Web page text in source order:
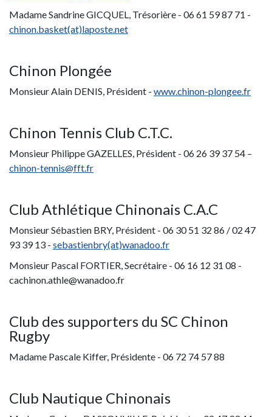
Madame Sandrine GICQUEL, Trésorière - 06 61 59 87 71 -
chinon.basket(at)laposte.net
Chinon Plongée
Monsieur Alain DENIS, Président - www.chinon-plongee.fr
Chinon Tennis Club C.T.C.
Monsieur Philippe GAZELLES, Président - 06 26 39 37 54 –
chinon-tennis@fft.fr
Club Athlétique Chinonais C.A.C
Monsieur Sébastien BRY, Président - 06 30 51 32 86 / 02 47
93 39 13 - sebastienbry(at)wanadoo.fr
Monsieur Pascal FORTIER, Secrétaire - 06 16 12 31 08 -
cachinon.athle@wanadoo.fr
Club des supporters du SC Chinon
Rugby
Madame Pascale Kiffer, Présidente - 06 72 74 57 88
Club Nautique Chinonais